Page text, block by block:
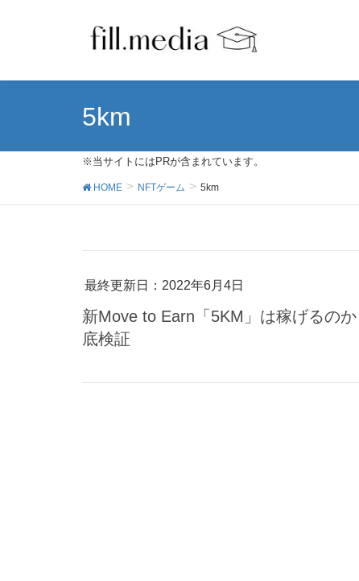
5km
※当サイトにはPRが含まれています。
HOME NFTゲーム 5km
最終更新日：2022年6月4日
新Move to Earn「5KM」は稼げるの
底検証